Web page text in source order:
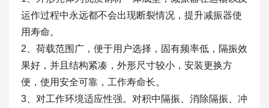
运作过程中永远都不会出现断裂情况，提升减振器使
用寿命。
2、荷载范围广，便于用户选择，固有频率低，隔振效
果好，并且结构紧凑，外形尺寸较小，安装更换方
便，使用安全可靠，工作寿命长。
3、对工作环境适应性强。对积中隔振、消除隔振、冲